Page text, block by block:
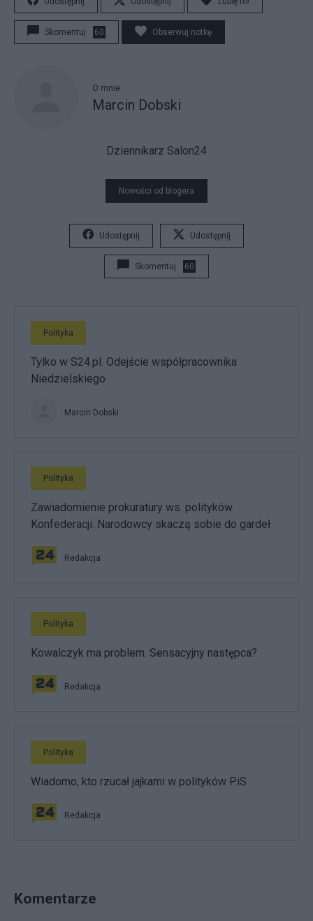
Skomentuj 60 Obserwuj notkę
O mnie
Marcin Dobski
Dziennikarz Salon24
Nowości od blogera
Udostępnij Udostępnij
Skomentuj 60
Polityka
Tylko w S24.pl. Odejście współpracownika
Niedzielskiego
Marcin Dobski
Polityka
Zawiadomienie prokuratury ws. polityków
Konfederacji. Narodowcy skaczą sobie do gardeł
Redakcja
Polityka
Kowalczyk ma problem. Sensacyjny następca?
Redakcja
Polityka
Wiadomo, kto rzucał jajkami w polityków PiS
Redakcja
Komentarze